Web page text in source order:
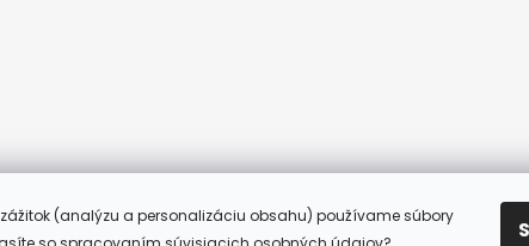
zážitok (analýzu a personalizáciu obsahu) používame súbory